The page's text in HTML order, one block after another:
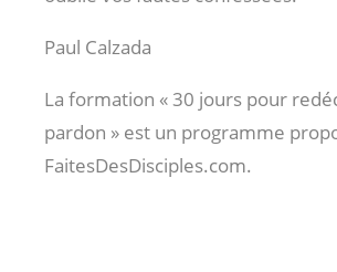
Paul Calzada
La formation « 30 jours pour
pardon » est un programme
FaitesDesDisciples.com.